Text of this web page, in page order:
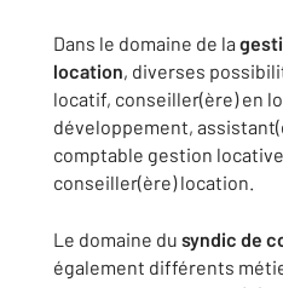
Dans le domaine de la
location, diverses
locatif, conseiller(ère) en
développement,
comptable gestion locative
conseiller(ère) location.
Le domaine du syndic de
également différents